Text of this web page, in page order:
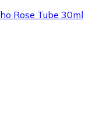
Rose Tube 30ml